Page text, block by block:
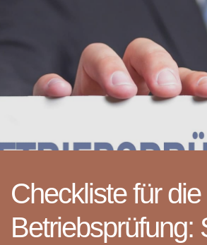
Checkliste für die
Betriebsprüfung: